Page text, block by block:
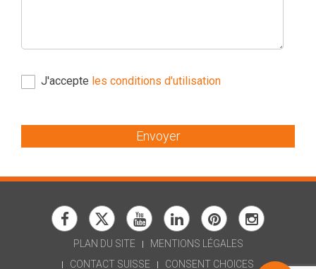
J'accepte les conditions d'utilisation
Envoyer
PLAN DU SITE
MENTIONS LÉGALES
CONTACT SUISSE
CONSENT CHOICES